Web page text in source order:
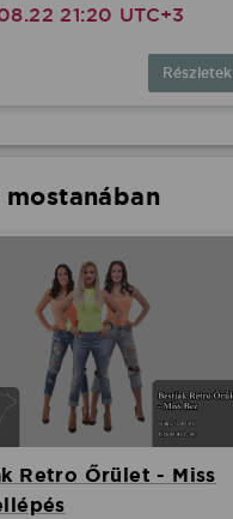
21:20 UTC+3
Részletek
Retro Őrület - Miss